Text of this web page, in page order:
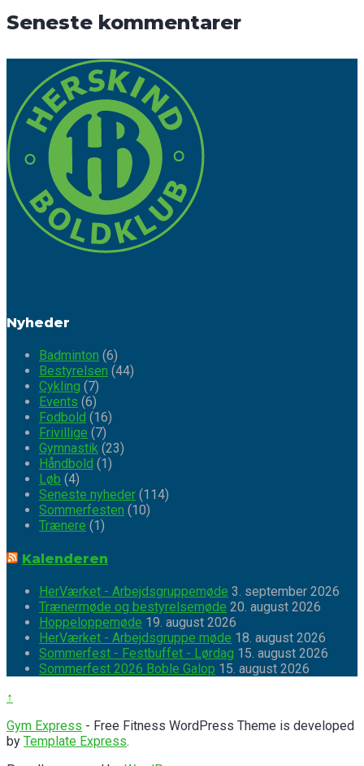
Seneste kommentarer
Nyheder
Badminton (6)
Bestyrelsen (44)
Cykling (7)
Events (6)
Fodbold (16)
Frivillige (7)
Gymnastik (23)
Håndbold (1)
Løb (4)
Seneste nyheder (114)
Sommerfesten (10)
Trænere (1)
Kalenderen
HerVærket - Arbejdsgruppemøde 3. september 2026
Trænermøde og bestyrelsemøde 20. august 2026
Hoppeloppemøde 19. august 2026
HerVærket - Arbejdsgruppe møde 18. august 2026
Sommerfest - Festbuffet - Lørdag 15. august 2026
Sommerfest 2026 Boble Galop 15. august 2026
↑
Gym Express - Free Fitness WordPress Theme is developed
by Template Express.